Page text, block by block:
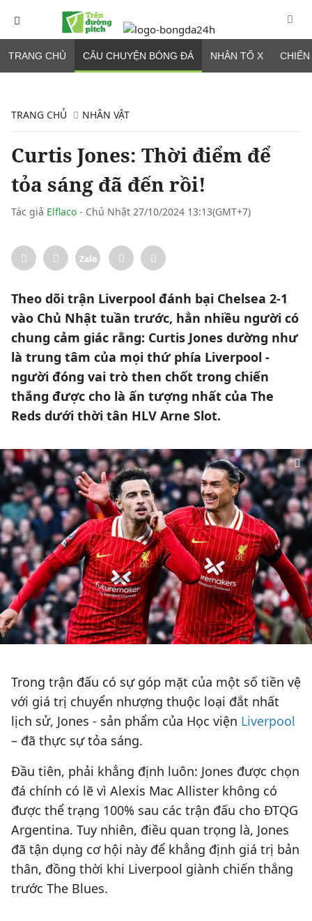
TRANG CHỦ CÂU CHUYỆN BÓNG ĐÁ NHÂN TỐ X
TRANG CHỦ NHÂN VẬT
Curtis Jones: Thời điểm để
tỏa sáng đã đến rồi!
Tác giả Elflaco - Chủ Nhật 27/10/2024 13:13(GMT+7)
Zalo
Theo dõi trận Liverpool đánh bại Chelsea 2-1
vào Chủ Nhật tuần trước, hẳn nhiều người có
chung cảm giác rằng: Curtis Jones dường như
là trung tâm của mọi thứ phía Liverpool -
người đóng vai trò then chốt trong chiến
thắng được cho là ấn tượng nhất của The
Reds dưới thời tân HLV Arne Slot.
Trong trận đấu có sự góp mặt của một số tiền vệ
với giá trị chuyển nhượng thuộc loại đắt nhất
lịch sử, Jones - sản phẩm của Học viện Liverpool
– đã thực sự tỏa sáng.
Đầu tiên, phải khẳng định luôn: Jones được chọn
đá chính có lẽ vì Alexis Mac Allister không có
được thể trạng 100% sau các trận đấu cho ĐTQG
Argentina. Tuy nhiên, điều quan trọng là, Jones
đã tận dụng cơ hội này để khẳng định giá trị bản
thân, đồng thời khi Liverpool giành chiến thắng
trước The Blues.